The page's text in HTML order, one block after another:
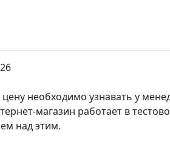
необходимо узнавать у
магазин работает в
над этим.